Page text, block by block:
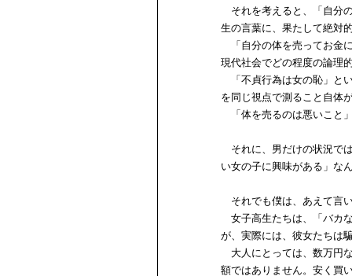
それを考えると、「自分
生の言葉に、果たして絶対
「自分の体を売ってお金
現代社会でどの程度の論理
「不貞行為は女の恥」と
を同じ視点で測ること自体
「体を売るのは悪いこと
それに、男だけの状況で
い女の子に興味がある」な
それでも僕は、あえて言
女子高生たちは、「バカ
が、実際には、彼女たちは
大人にとっては、数万円
額ではありません。安く買